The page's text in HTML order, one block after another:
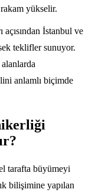
yükselir.
İstanbul ve
teklifler sunuyor.
anlamlı biçimde
tarafta büyümeyi
bilişimine yapılan